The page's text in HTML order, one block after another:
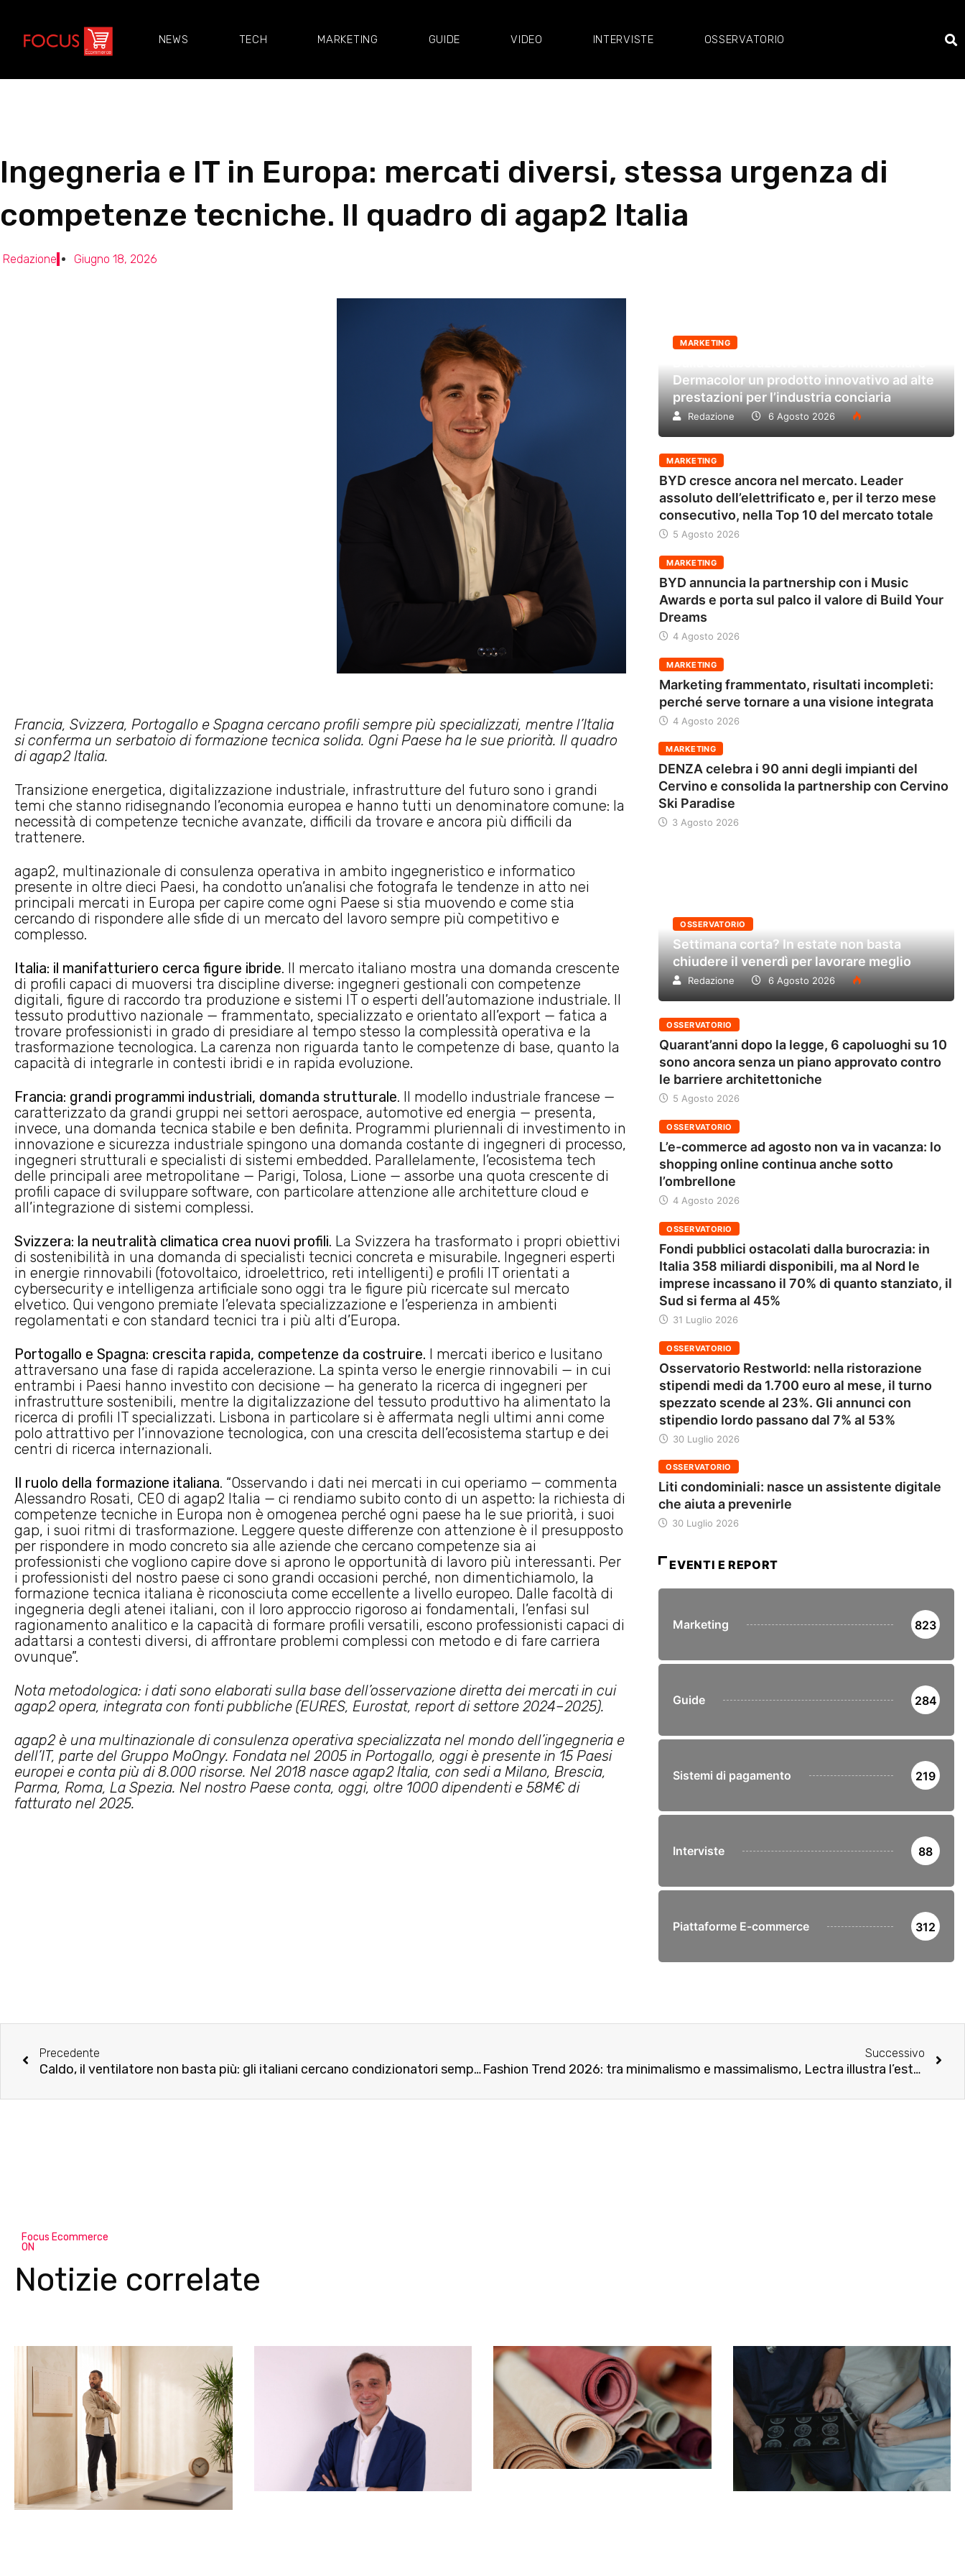
NEWS TECH MARKETING GUIDE VIDEO INTERVISTE OSSERVATORIO
Ingegneria e IT in Europa: mercati diversi, stessa urgenza di
competenze tecniche. Il quadro di agap2 Italia
Redazione Giugno 18, 2026
Francia, Svizzera, Portogallo e Spagna cercano profili sempre più specializzati, mentre l’Italia
si conferma un serbatoio di formazione tecnica solida. Ogni Paese ha le sue priorità. Il quadro
di agap2 Italia.
Transizione energetica, digitalizzazione industriale, infrastrutture del futuro sono i grandi
temi che stanno ridisegnando l’economia europea e hanno tutti un denominatore comune: la
necessità di competenze tecniche avanzate, difficili da trovare e ancora più difficili da
trattenere.
agap2, multinazionale di consulenza operativa in ambito ingegneristico e informatico
presente in oltre dieci Paesi, ha condotto un’analisi che fotografa le tendenze in atto nei
principali mercati in Europa per capire come ogni Paese si stia muovendo e come stia
cercando di rispondere alle sfide di un mercato del lavoro sempre più competitivo e
complesso.
Italia: il manifatturiero cerca figure ibride. Il mercato italiano mostra una domanda crescente
di profili capaci di muoversi tra discipline diverse: ingegneri gestionali con competenze
digitali, figure di raccordo tra produzione e sistemi IT o esperti dell’automazione industriale. Il
tessuto produttivo nazionale — frammentato, specializzato e orientato all’export — fatica a
trovare professionisti in grado di presidiare al tempo stesso la complessità operativa e la
trasformazione tecnologica. La carenza non riguarda tanto le competenze di base, quanto la
capacità di integrarle in contesti ibridi e in rapida evoluzione.
Francia: grandi programmi industriali, domanda strutturale. Il modello industriale francese —
caratterizzato da grandi gruppi nei settori aerospace, automotive ed energia — presenta,
invece, una domanda tecnica stabile e ben definita. Programmi pluriennali di investimento in
innovazione e sicurezza industriale spingono una domanda costante di ingegneri di processo,
ingegneri strutturali e specialisti di sistemi embedded. Parallelamente, l’ecosistema tech
delle principali aree metropolitane — Parigi, Tolosa, Lione — assorbe una quota crescente di
profili capace di sviluppare software, con particolare attenzione alle architetture cloud e
all’integrazione di sistemi complessi.
Svizzera: la neutralità climatica crea nuovi profili. La Svizzera ha trasformato i propri obiettivi
di sostenibilità in una domanda di specialisti tecnici concreta e misurabile. Ingegneri esperti
in energie rinnovabili (fotovoltaico, idroelettrico, reti intelligenti) e profili IT orientati a
cybersecurity e intelligenza artificiale sono oggi tra le figure più ricercate sul mercato
elvetico. Qui vengono premiate l’elevata specializzazione e l’esperienza in ambienti
regolamentati e con standard tecnici tra i più alti d’Europa.
Portogallo e Spagna: crescita rapida, competenze da costruire. I mercati iberico e lusitano
attraversano una fase di rapida accelerazione. La spinta verso le energie rinnovabili — in cui
entrambi i Paesi hanno investito con decisione — ha generato la ricerca di ingegneri per
infrastrutture sostenibili, mentre la digitalizzazione del tessuto produttivo ha alimentato la
ricerca di profili IT specializzati. Lisbona in particolare si è affermata negli ultimi anni come
polo attrattivo per l’innovazione tecnologica, con una crescita dell’ecosistema startup e dei
centri di ricerca internazionali.
Il ruolo della formazione italiana. “Osservando i dati nei mercati in cui operiamo — commenta
Alessandro Rosati, CEO di agap2 Italia — ci rendiamo subito conto di un aspetto: la richiesta di
competenze tecniche in Europa non è omogenea perché ogni paese ha le sue priorità, i suoi
gap, i suoi ritmi di trasformazione. Leggere queste differenze con attenzione è il presupposto
per rispondere in modo concreto sia alle aziende che cercano competenze sia ai
professionisti che vogliono capire dove si aprono le opportunità di lavoro più interessanti. Per
i professionisti del nostro paese ci sono grandi occasioni perché, non dimentichiamolo, la
formazione tecnica italiana è riconosciuta come eccellente a livello europeo. Dalle facoltà di
ingegneria degli atenei italiani, con il loro approccio rigoroso ai fondamentali, l’enfasi sul
ragionamento analitico e la capacità di formare profili versatili, escono professionisti capaci di
adattarsi a contesti diversi, di affrontare problemi complessi con metodo e di fare carriera
ovunque”.
Nota metodologica: i dati sono elaborati sulla base dell’osservazione diretta dei mercati in cui
agap2 opera, integrata con fonti pubbliche (EURES, Eurostat, report di settore 2024–2025).
agap2 è una multinazionale di consulenza operativa specializzata nel mondo dell’ingegneria e
dell’IT, parte del Gruppo MoOngy. Fondata nel 2005 in Portogallo, oggi è presente in 15 Paesi
europei e conta più di 8.000 risorse. Nel 2018 nasce agap2 Italia, con sedi a Milano, Brescia,
Parma, Roma, La Spezia. Nel nostro Paese conta, oggi, oltre 1000 dipendenti e 58M€ di
fatturato nel 2025.
MARKETING
Dermacolor un prodotto innovativo ad alte
prestazioni per l’industria conciaria
Redazione 6 Agosto 2026
MARKETING
BYD cresce ancora nel mercato. Leader
assoluto dell’elettrificato e, per il terzo mese
consecutivo, nella Top 10 del mercato totale
5 Agosto 2026
MARKETING
BYD annuncia la partnership con i Music
Awards e porta sul palco il valore di Build Your
Dreams
4 Agosto 2026
MARKETING
Marketing frammentato, risultati incompleti:
perché serve tornare a una visione integrata
4 Agosto 2026
MARKETING
DENZA celebra i 90 anni degli impianti del
Cervino e consolida la partnership con Cervino
Ski Paradise
3 Agosto 2026
OSSERVATORIO
Settimana corta? In estate non basta
chiudere il venerdì per lavorare meglio
Redazione 6 Agosto 2026
OSSERVATORIO
Quarant’anni dopo la legge, 6 capoluoghi su 10
sono ancora senza un piano approvato contro
le barriere architettoniche
5 Agosto 2026
OSSERVATORIO
L’e-commerce ad agosto non va in vacanza: lo
shopping online continua anche sotto
l’ombrellone
4 Agosto 2026
OSSERVATORIO
Fondi pubblici ostacolati dalla burocrazia: in
Italia 358 miliardi disponibili, ma al Nord le
imprese incassano il 70% di quanto stanziato, il
Sud si ferma al 45%
31 Luglio 2026
OSSERVATORIO
Osservatorio Restworld: nella ristorazione
stipendi medi da 1.700 euro al mese, il turno
spezzato scende al 23%. Gli annunci con
stipendio lordo passano dal 7% al 53%
30 Luglio 2026
OSSERVATORIO
Liti condominiali: nasce un assistente digitale
che aiuta a prevenirle
30 Luglio 2026
EVENTI E REPORT
Marketing 823
Guide 284
Sistemi di pagamento 219
Interviste 88
Piattaforme E-commerce 312
Precedente
Caldo, il ventilatore non basta più: gli italiani cercano condizionatori sempre più smart e attenti ai consumi
Successivo
Fashion Trend 2026: tra minimalismo e massimalismo, Lectra illustra l’estate dei contrasti e del valore
Focus Ecommerce
ON
Notizie correlate